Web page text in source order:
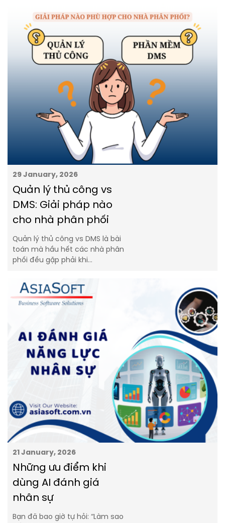
29 January, 2026
Quản lý thủ công vs
DMS: Giải pháp nào
cho nhà phân phối
Quản lý thủ công vs DMS là bài
toán mà hầu hết các nhà phân
phối đều gặp phải khi…
21 January, 2026
Những ưu điểm khi
dùng AI đánh giá
nhân sự
Bạn đã bao giờ tự hỏi: “Làm sao